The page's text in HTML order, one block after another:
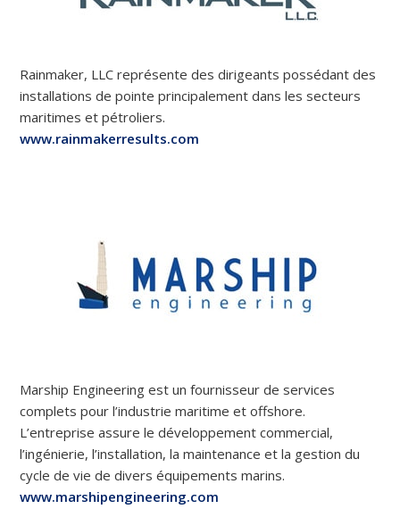
Rainmaker, LLC représente des dirigeants possédant des
installations de pointe principalement dans les secteurs
maritimes et pétroliers.
www.rainmakerresults.com
Marship Engineering est un fournisseur de services
complets pour l’industrie maritime et offshore.
L’entreprise assure le développement commercial,
l’ingénierie, l’installation, la maintenance et la gestion du
cycle de vie de divers équipements marins.
www.marshipengineering.com